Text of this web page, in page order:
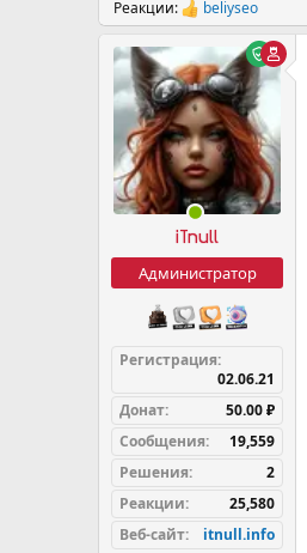
Реакции:
Р
а
к
ц
и
beliyseo
iTnull
Администратор
Регистрация
02.06.21
Донат
50.00 ₽
Сообщения
19,559
Решения
2
Реакции
25,580
Веб-сайт
itnull.info